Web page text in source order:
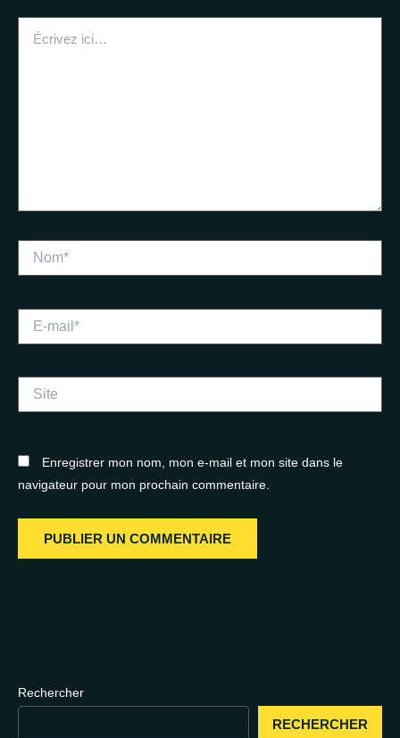
ici…
Nom*
mail*
Enregistrer mon nom, mon e-mail et mon site dans le
navigateur pour mon prochain commentaire.
Rechercher
RECHERCHER